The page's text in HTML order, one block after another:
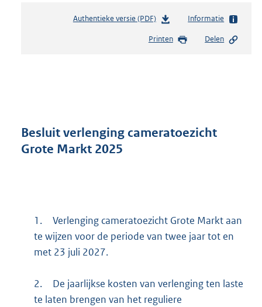
Authentieke versie (PDF)b
s
r
2
1
6
Informatie
Printen Delen
Besluit verlenging cameratoezicht
Grote Markt 2025
1.
Verlenging cameratoezicht Grote Markt aan
te wijzen voor de periode van twee jaar tot en
met 23 juli 2027.
2.
De jaarlijkse kosten van verlenging ten laste
te laten brengen van het reguliere